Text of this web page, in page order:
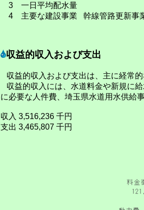
3 一日平均配水量
4 主要な建設事業 幹線管路更新事
収益的収入および支出
収益的収入および支出は、主に経常
収益的収入には、水道料金や新規に
に必要な人件費、埼玉県水道用水供給
収入 3,516,236 千円
支出 3,465,807 千円